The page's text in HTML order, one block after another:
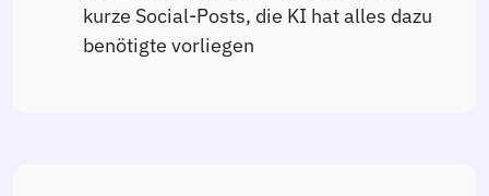
kurze Social-Posts, die KI hat alles dazu
benötigte vorliegen